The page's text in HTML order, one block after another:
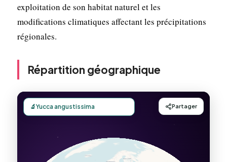
exploitation de son habitat naturel et les
modifications climatiques affectant les précipitations
régionales.
Répartition géographique